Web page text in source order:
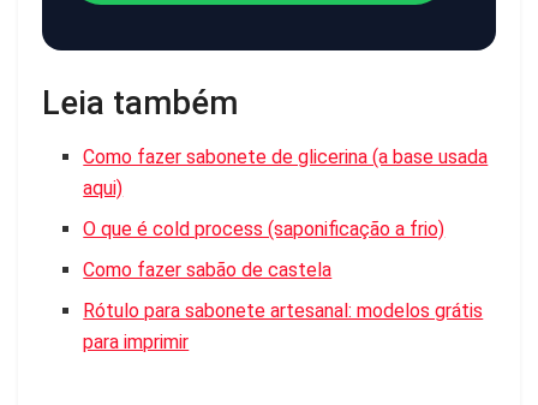
Leia também
Como fazer sabonete de glicerina (a base usada
aqui)
O que é cold process (saponificação a frio)
Como fazer sabão de castela
Rótulo para sabonete artesanal: modelos grátis
para imprimir